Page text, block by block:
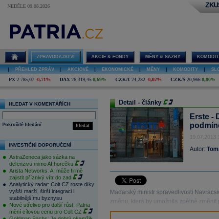
NEDĚLE 09.08.2026
ZPRAVODAJSTVÍ AKCIE & FONDY MĚNY & SAZBY
PŘEHLED ZPRÁV AKCIOVÉ EKONOMICKÉ MĚNY KOMODITY
PX 2 785,07 -0,71% DAX 26 319,45 0,69% CZK/€ 24,232 -0,02% CZK/$ 20,966 0,00%
HLEDAT V KOMENTÁŘÍCH
hledat
Pokročilé hledání
INVESTIČNÍ DOPORUČENÍ
AstraZeneca jako sázka na
defenzivu mimo AI horečku
Arista Networks: AI může firmě
zajistit příznivý vítr do zad
Analytický radar: Colt CZ roste díky
vyšší marži, širší integraci i
stabilnějšímu byznysu
Nové střelivo pro další růst. Patria
mění cílovou cenu pro Colt CZ
Detail - články
Erste -
19.07.2013
Autor:
Maďarský ministr spravedlivosti
změnu, která by umožnila zpětně